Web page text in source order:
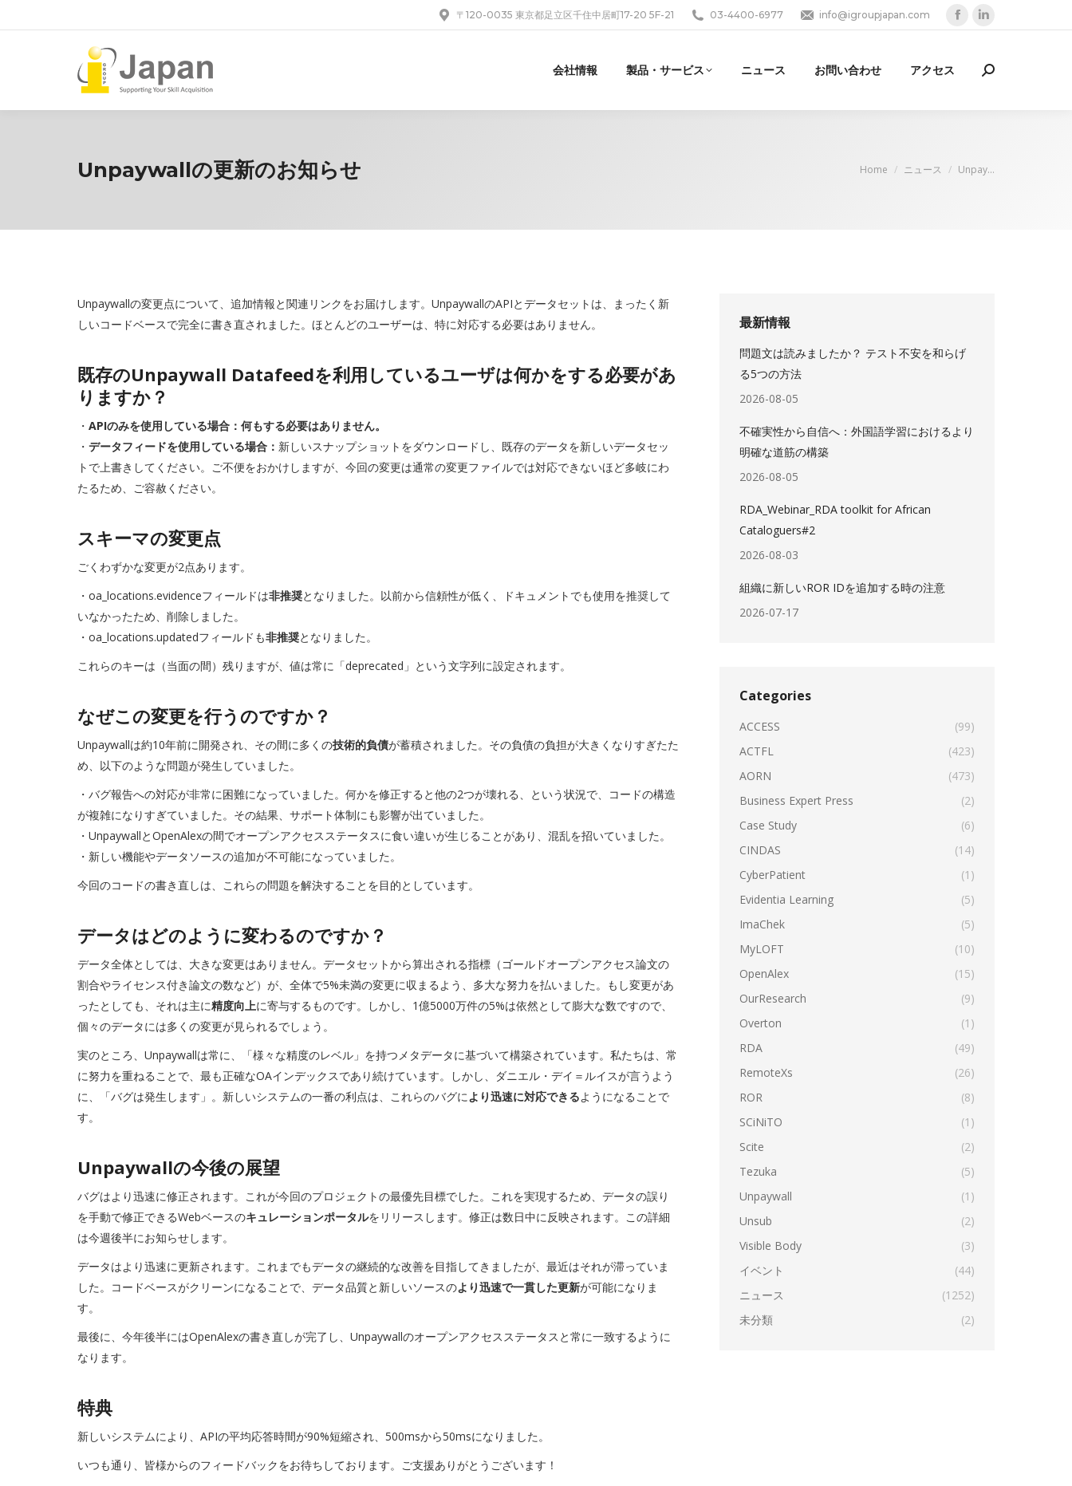
〒120-0035 東京都足立区千住中居町17-20 5F-21 03-4400-6977 info@igroupjapan.com
opensopens
会社情報 製品・サービス ニュース お問い合わせ アクセス Search:
Unpaywallの更新のお知らせ You are here:
Home ニュース Unpay…
Unpaywallの変更点について、追加情報と関連リンクをお届けします。UnpaywallのAPIとデータセットは、まったく新
しいコードベースで完全に書き直されました。ほとんどのユーザーは、特に対応する必要はありません。
既存のUnpaywall Datafeedを利用しているユーザは何かをする必要があ
りますか？
・ APIのみを使用している場合：何もする必要はありません。
・ データフィードを使用している場合： 新しいスナップショットをダウンロードし、既存のデータを新しいデータセッ
トで上書きしてください。ご不便をおかけしますが、今回の変更は通常の変更ファイルでは対応できないほど多岐にわ
たるため、ご容赦ください。
スキーマの変更点
ごくわずかな変更が2点あります。
・oa_locations.evidenceフィールドは非推奨となりました。以前から信頼性が低く、ドキュメントでも使用を推奨して
いなかったため、削除しました。
・oa_locations.updatedフィールドも非推奨となりました。
これらのキーは（当面の間）残りますが、値は常に「deprecated」という文字列に設定されます。
なぜこの変更を行うのですか？
Unpaywallは約10年前に開発され、その間に多くの技術的負債が蓄積されました。その負債の負担が大きくなりすぎたた
め、以下のような問題が発生していました。
・バグ報告への対応が非常に困難になっていました。何かを修正すると他の2つが壊れる、という状況で、コードの構造
が複雑になりすぎていました。その結果、サポート体制にも影響が出ていました。
・UnpaywallとOpenAlexの間でオープンアクセスステータスに食い違いが生じることがあり、混乱を招いていました。
・新しい機能やデータソースの追加が不可能になっていました。
今回のコードの書き直しは、これらの問題を解決することを目的としています。
データはどのように変わるのですか？
データ全体としては、大きな変更はありません。データセットから算出される指標（ゴールドオープンアクセス論文の
割合やライセンス付き論文の数など）が、全体で5%未満の変更に収まるよう、多大な努力を払いました。もし変更があ
ったとしても、それは主に精度向上に寄与するものです。しかし、1億5000万件の5%は依然として膨大な数ですので、
個々のデータには多くの変更が見られるでしょう。
実のところ、Unpaywallは常に、「様々な精度のレベル」を持つメタデータに基づいて構築されています。私たちは、常
に努力を重ねることで、最も正確なOAインデックスであり続けています。しかし、ダニエル・デイ＝ルイスが言うよう
に、「バグは発生します」。新しいシステムの一番の利点は、これらのバグにより迅速に対応できるようになることで
す。
Unpaywallの今後の展望
バグはより迅速に修正されます。これが今回のプロジェクトの最優先目標でした。これを実現するため、データの誤り
を手動で修正できるWebベースのキュレーションポータルをリリースします。修正は数日中に反映されます。この詳細
は今週後半にお知らせします。
データはより迅速に更新されます。これまでもデータの継続的な改善を目指してきましたが、最近はそれが滞っていま
した。コードベースがクリーンになることで、データ品質と新しいソースのより迅速で一貫した更新が可能になりま
す。
最後に、今年後半にはOpenAlexの書き直しが完了し、Unpaywallのオープンアクセスステータスと常に一致するように
なります。
特典
新しいシステムにより、APIの平均応答時間が90%短縮され、500msから50msになりました。
いつも通り、皆様からのフィードバックをお待ちしております。ご支援ありがとうございます！
最新情報
問題文は読みましたか？ テスト不安を和らげ
る5つの方法
2026-08-05
不確実性から自信へ：外国語学習におけるより
明確な道筋の構築
2026-08-05
RDA_Webinar_RDA toolkit for African
Cataloguers#2
2026-08-03
組織に新しいROR IDを追加する時の注意
2026-07-17
Categories
ACCESS
(99)
ACTFL
(423)
AORN
(473)
Business Expert Press
(2)
Case Study
(6)
CINDAS
(14)
CyberPatient
(1)
Evidentia Learning
(5)
ImaChek
(5)
MyLOFT
(10)
OpenAlex
(15)
OurResearch
(9)
Overton
(1)
RDA
(49)
RemoteXs
(26)
ROR
(8)
SCiNiTO
(1)
Scite
(2)
Tezuka
(5)
Unpaywall
(1)
Unsub
(2)
Visible Body
(3)
イベント
(44)
ニュース
(1252)
未分類
(2)